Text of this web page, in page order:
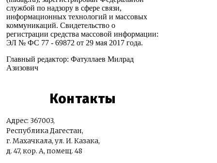
службой по надзору в сфере связи,
информационных технологий и массовых
коммуникаций. Свидетельство о
регистрации средства массовой информации:
ЭЛ № ФС 77 - 69872 от 29 мая 2017 года.
Главный редактор: Фатуллаев Милрад
Азизович
Контакты
Адрес: 367003,
Республика Дагестан,
г. Махачкала, ул. И. Казака,
д. 47, кор. А, помещ. 48